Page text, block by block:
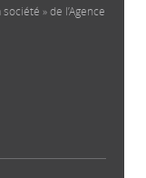
» de l’Agence